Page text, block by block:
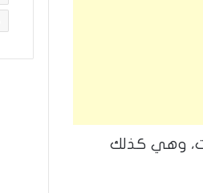
وهي كذلك